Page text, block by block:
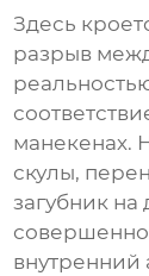
Здесь
разрыв
манекенах.
скулы,
загубник на
внутренний